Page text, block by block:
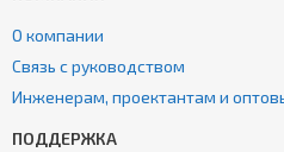
О компании
Связь с руководством
Инженерам, проектантам и
ПОДДЕРЖКА